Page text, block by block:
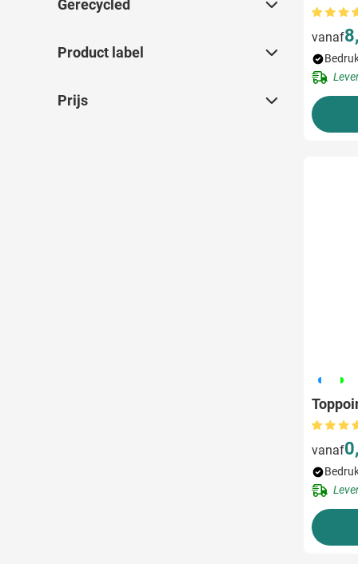
Gerecycled
Gerecycled
Product label
Product label
Prijs
Prijs
vanaf
190 191
vanaf